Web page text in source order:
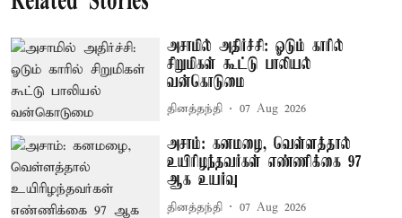
அசாமில் அதிர்ச்சி: ஓடும் காரில்
சிறுமிகள் கூட்டு பாலியல்
வன்கொடுமை
தினத்தந்தி 07 Aug 2026
அசாம்: கனமழை, வெள்ளத்தால்
உயிரிழந்தவர்கள் எண்ணிக்கை 97
ஆக உயர்வு
தினத்தந்தி 07 Aug 2026